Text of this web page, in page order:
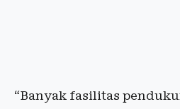
“Banyak fasilitas